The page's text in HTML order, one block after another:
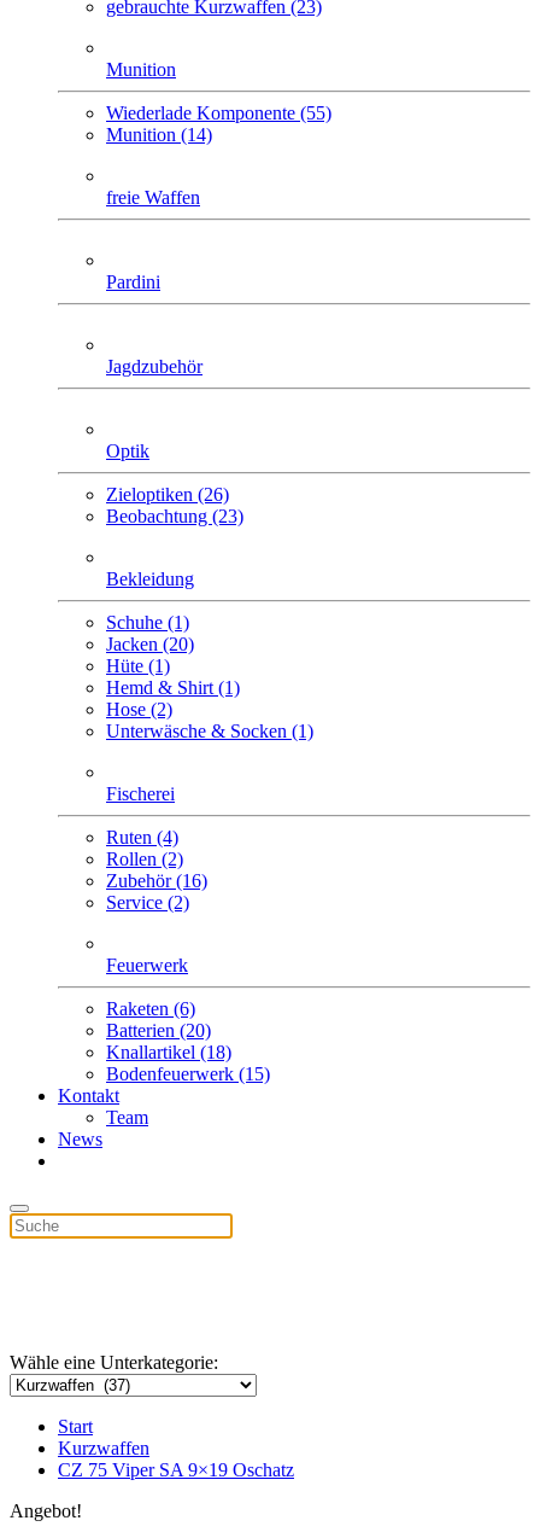
gebrauchte Kurzwaffen (23)
Munition
Wiederlade Komponente (55)
Munition (14)
freie Waffen
Pardini
Jagdzubehör
Optik
Zieloptiken (26)
Beobachtung (23)
Bekleidung
Schuhe (1)
Jacken (20)
Hüte (1)
Hemd & Shirt (1)
Hose (2)
Unterwäsche & Socken (1)
Fischerei
Ruten (4)
Rollen (2)
Zubehör (16)
Service (2)
Feuerwerk
Raketen (6)
Batterien (20)
Knallartikel (18)
Bodenfeuerwerk (15)
Kontakt
Team
News
Wähle eine Unterkategorie:
Start
Kurzwaffen
CZ 75 Viper SA 9×19 Oschatz
Angebot!